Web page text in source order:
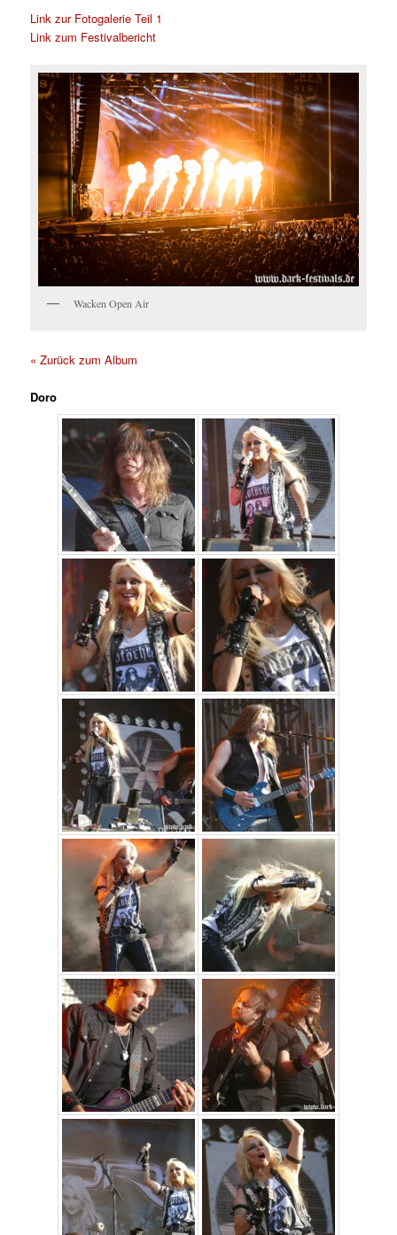
Link zur Fotogalerie Teil 1
Link zum Festivalbericht
Wacken Open Air
« Zurück zum Album
Doro